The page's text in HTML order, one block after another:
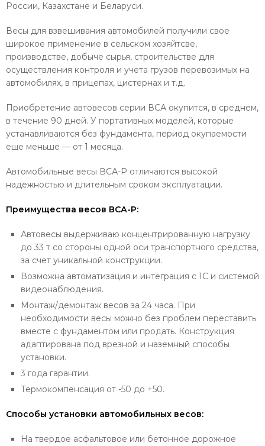
России, Казахстане и Беларуси.
Весы для взвешивания автомобилей получили свое
широкое применение в сельском хозяйтсве,
производстве, добыче сырья, строительстве для
осуществления контроля и учета грузов перевозимых на
автомобилях, в прицепах, цистернах и т.д.
Приобретение автовесов серии ВСА окупится, в среднем,
в течение 90 дней. У портативных моделей, которые
устанавливаются без фундамента, период окупаемости
еще меньше — от 1 месяца.
Автомобильные весы ВСА-Р отличаются высокой
надежностью и длительным сроком эксплуатации.
Преимущества весов ВСА-Р:
Автовесы выдерживаю концентрированную нагрузку
до 33 т со стороны одной оси транспортного средства,
за счет уникальной конструкции.
Возможна автоматизация и интеграция с 1С и системой
видеонаблюдения.
Монтаж/демонтаж весов за 24 часа. При
необходимости весы можно без проблем переставить
вместе с фундаментом или продать. Конструкция
адаптирована под врезной и наземный способы
установки.
3 года гарантии.
Термокомпенсация от -50 до +50.
Способы установки автомобильных весов:
На твердое асфальтовое или бетонное дорожное